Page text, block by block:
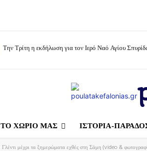
Την Τρίτη η εκδήλωση για τον Ιερό Ναό Αγίου
ΤΟ ΧΩΡΙΟ ΜΑΣ ΙΣΤΟΡΙΑ-
Γλέντι μέχρι τα ξημερώματα εχθές στη Σάμη (video &